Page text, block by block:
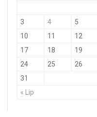
« Lip
3
4 5
10
11 12
17
18 19
24
25 26
31